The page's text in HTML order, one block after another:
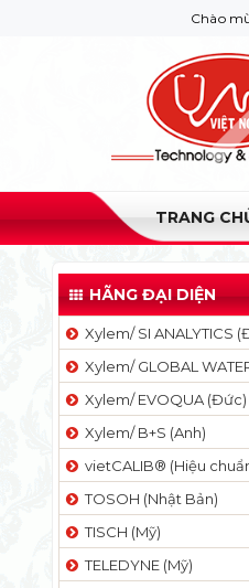
Chào mừng bạn
TRANG
HÃNG ĐẠI DIỆN
Xylem/ SI ANALYTICS
Xylem/ GLOBAL
Xylem/ EVOQUA (Đức)
Xylem/ B+S (Anh)
vietCALIB® (Hiệu
TOSOH (Nhật Bản)
TISCH (Mỹ)
TELEDYNE (Mỹ)